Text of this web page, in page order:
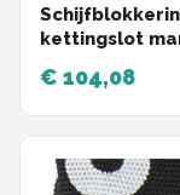
kettingslot
-
€ 104,08